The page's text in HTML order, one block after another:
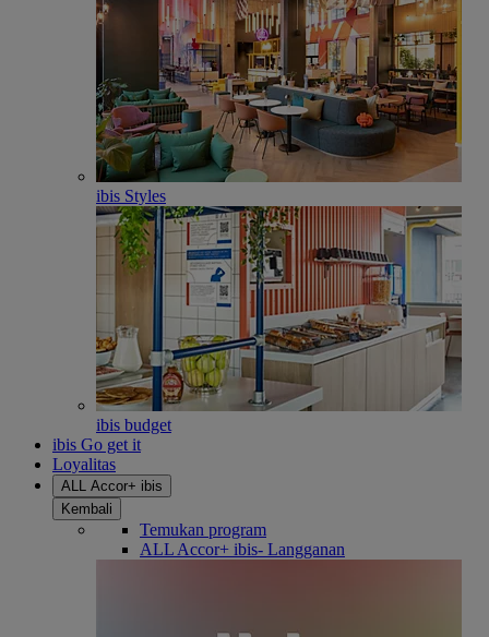
ibis Styles
ibis budget
ibis Go get it
Loyalitas
ALL Accor+ ibis
Kembali
Temukan program
ALL Accor+ ibis- Langganan